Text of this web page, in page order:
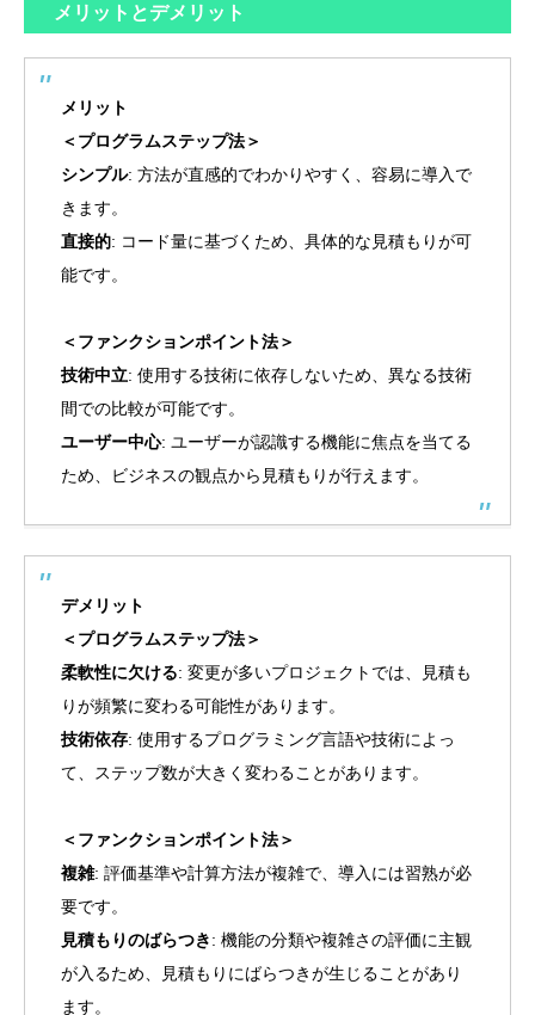
メリットとデメリット
メリット
＜プログラムステップ法＞
シンプル: 方法が直感的でわかりやすく、容易に導入で
きます。
直接的: コード量に基づくため、具体的な見積もりが可
能です。
＜ファンクションポイント法＞
技術中立: 使用する技術に依存しないため、異なる技術
間での比較が可能です。
ユーザー中心: ユーザーが認識する機能に焦点を当てる
ため、ビジネスの観点から見積もりが行えます。
デメリット
＜プログラムステップ法＞
柔軟性に欠ける: 変更が多いプロジェクトでは、見積も
りが頻繁に変わる可能性があります。
技術依存: 使用するプログラミング言語や技術によっ
て、ステップ数が大きく変わることがあります。
＜ファンクションポイント法＞
複雑: 評価基準や計算方法が複雑で、導入には習熟が必
要です。
見積もりのばらつき: 機能の分類や複雑さの評価に主観
が入るため、見積もりにばらつきが生じることがあり
ます。